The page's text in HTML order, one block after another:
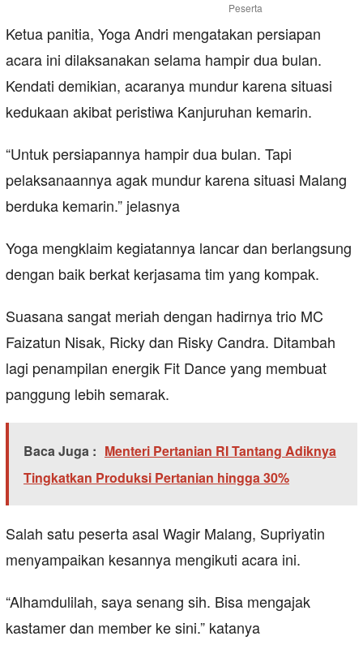
Peserta
Ketua panitia, Yoga Andri mengatakan persiapan
acara ini dilaksanakan selama hampir dua bulan.
Kendati demikian, acaranya mundur karena situasi
kedukaan akibat peristiwa Kanjuruhan kemarin.
“Untuk persiapannya hampir dua bulan. Tapi
pelaksanaannya agak mundur karena situasi Malang
berduka kemarin.” jelasnya
Yoga mengklaim kegiatannya lancar dan berlangsung
dengan baik berkat kerjasama tim yang kompak.
Suasana sangat meriah dengan hadirnya trio MC
Faizatun Nisak, Ricky dan Risky Candra. Ditambah
lagi penampilan energik Fit Dance yang membuat
panggung lebih semarak.
Baca Juga : Menteri Pertanian RI Tantang Adiknya
Tingkatkan Produksi Pertanian hingga 30%
Salah satu peserta asal Wagir Malang, Supriyatin
menyampaikan kesannya mengikuti acara ini.
“Alhamdulilah, saya senang sih. Bisa mengajak
kastamer dan member ke sini.” katanya